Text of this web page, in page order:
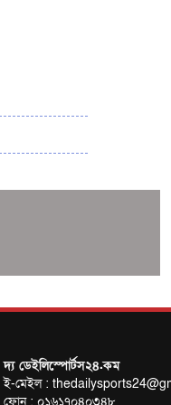
নতুন
দ্য ডেইলিস্পোর্টস২৪.কম
ই-মেইল :
ফোন : ০১৬১৭০৪০৩৪৮